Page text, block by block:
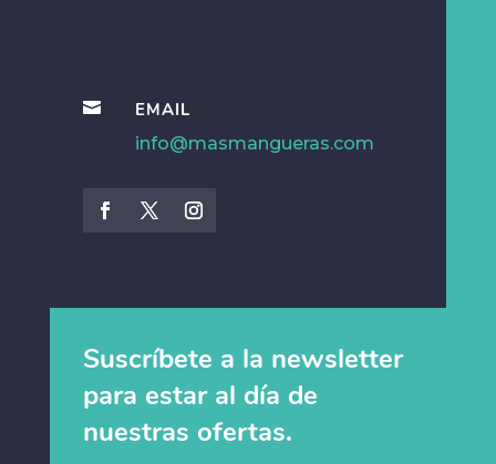
 EMAIL
info@masmangueras.com
Suscríbete a la newsletter
para estar al día de
nuestras ofertas.